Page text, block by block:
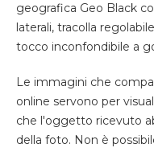
geografica Geo Black
laterali, tracolla
tocco inconfondibile a
Le immagini che
online servono per
che l'oggetto ricevuto
della foto. Non è